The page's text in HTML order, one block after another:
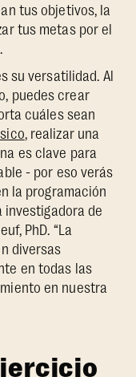
tus objetivos, la
tus metas por el
su versatilidad. Al
puedes crear
cuáles sean
, realizar una
es clave para
- por eso verás
la programación
investigadora de
PhD. “La
diversas
en todas las
en nuestra